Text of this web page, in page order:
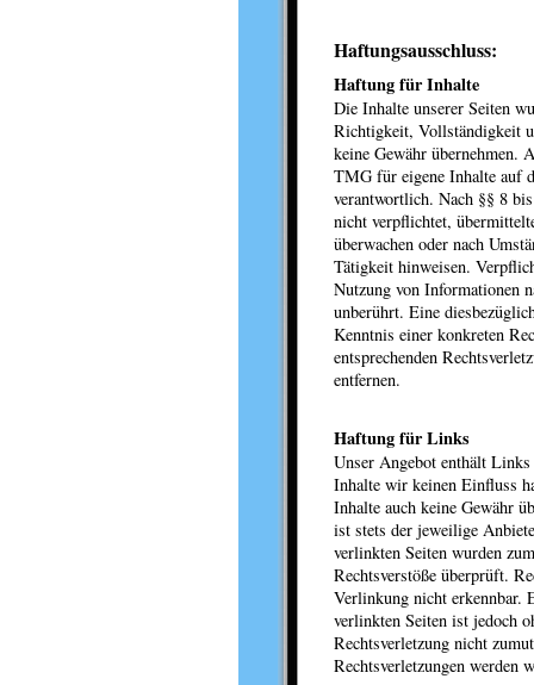
Haftungsausschluss:
Haftung für Inhalte
Die Inhalte unserer Seiten
Richtigkeit, Vollständigkeit
keine Gewähr übernehmen.
TMG für eigene Inhalte auf
verantwortlich. Nach §§ 8
nicht verpflichtet,
überwachen oder nach
Tätigkeit hinweisen.
Nutzung von Informationen
unberührt. Eine
Kenntnis einer konkreten
entsprechenden
entfernen.
Haftung für Links
Unser Angebot enthält
Inhalte wir keinen Einfluss
Inhalte auch keine Gewähr
ist stets der jeweilige
verlinkten Seiten wurden
Rechtsverstöße überprüft.
Verlinkung nicht erkennbar.
verlinkten Seiten ist jedoch
Rechtsverletzung nicht
Rechtsverletzungen werden